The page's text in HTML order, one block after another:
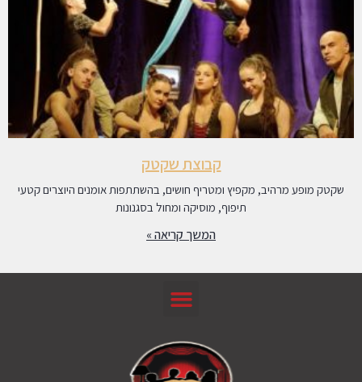
קבוצת שקטק
שקטק מופע מרהיב, מקפיץ ומטריף חושים, בהשתתפות אומנים היוצרים קטעי
תיפוף, מוסיקה ומחול בסגנונות
המשך קריאה »